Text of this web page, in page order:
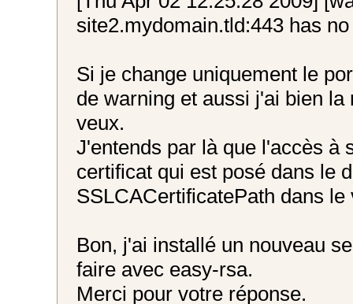
site2.mydomain.tld:443 has
Si je change uniquement le
de warning et aussi j'ai bien
veux.
J'entends par là que l'accès à
certificat qui est posé dans le
SSLCACertificatePath dans le
Bon, j'ai installé un nouveau
faire avec easy-rsa.
Merci pour votre réponse.